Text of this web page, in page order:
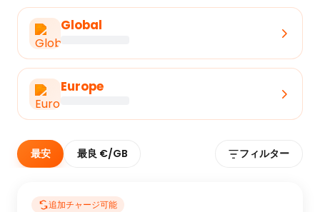
Global
Europe
最安 最良 €/GB フィルター
追加チャージ可能